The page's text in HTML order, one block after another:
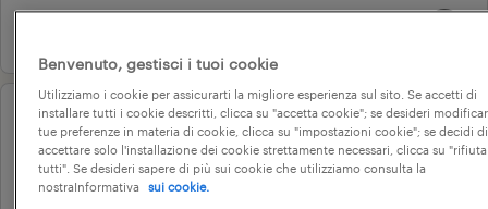
professional
addetto back office
commerciale e logistica
Benvenuto, gestisci i tuoi cookie
Utilizziamo i cookie per assicurarti la migliore esperienza sul sito. Se accetti di
installare tutti i cookie descritti, clicca su "accetta cookie"; se desideri
tue preferenze in materia di cookie, clicca su "impostazioni cookie"; se decidi di
accettare solo l'installazione dei cookie strettamente necessari, clicca su "rifiuta
tutti". Se desideri sapere di più sui cookie che utilizziamo consulta la
nostraInformativa
sui cookie.